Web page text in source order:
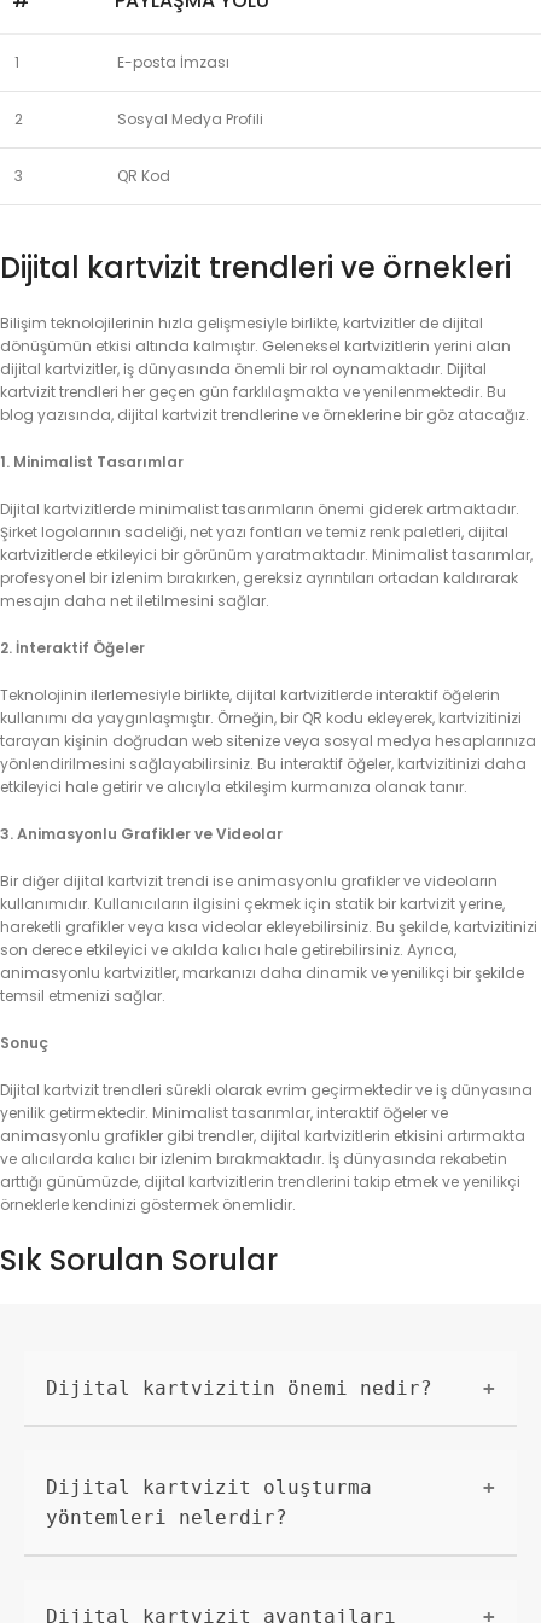
1 E-posta İmzası
2 Sosyal Medya Profili
3 QR Kod
Dijital kartvizit trendleri ve örnekleri
Bilişim teknolojilerinin hızla gelişmesiyle birlikte, kartvizitler de dijital
dönüşümün etkisi altında kalmıştır. Geleneksel kartvizitlerin yerini alan
dijital kartvizitler, iş dünyasında önemli bir rol oynamaktadır. Dijital
kartvizit trendleri her geçen gün farklılaşmakta ve yenilenmektedir. Bu
blog yazısında, dijital kartvizit trendlerine ve örneklerine bir göz atacağız.
1. Minimalist Tasarımlar
Dijital kartvizitlerde minimalist tasarımların önemi giderek artmaktadır.
Şirket logolarının sadeliği, net yazı fontları ve temiz renk paletleri, dijital
kartvizitlerde etkileyici bir görünüm yaratmaktadır. Minimalist tasarımlar,
profesyonel bir izlenim bırakırken, gereksiz ayrıntıları ortadan kaldırarak
mesajın daha net iletilmesini sağlar.
2. İnteraktif Öğeler
Teknolojinin ilerlemesiyle birlikte, dijital kartvizitlerde interaktif öğelerin
kullanımı da yaygınlaşmıştır. Örneğin, bir QR kodu ekleyerek, kartvizitinizi
tarayan kişinin doğrudan web sitenize veya sosyal medya hesaplarınıza
yönlendirilmesini sağlayabilirsiniz. Bu interaktif öğeler, kartvizitinizi daha
etkileyici hale getirir ve alıcıyla etkileşim kurmanıza olanak tanır.
3. Animasyonlu Grafikler ve Videolar
Bir diğer dijital kartvizit trendi ise animasyonlu grafikler ve videoların
kullanımıdır. Kullanıcıların ilgisini çekmek için statik bir kartvizit yerine,
hareketli grafikler veya kısa videolar ekleyebilirsiniz. Bu şekilde, kartvizitinizi
son derece etkileyici ve akılda kalıcı hale getirebilirsiniz. Ayrıca,
animasyonlu kartvizitler, markanızı daha dinamik ve yenilikçi bir şekilde
temsil etmenizi sağlar.
Sonuç
Dijital kartvizit trendleri sürekli olarak evrim geçirmektedir ve iş dünyasına
yenilik getirmektedir. Minimalist tasarımlar, interaktif öğeler ve
animasyonlu grafikler gibi trendler, dijital kartvizitlerin etkisini artırmakta
ve alıcılarda kalıcı bir izlenim bırakmaktadır. İş dünyasında rekabetin
arttığı günümüzde, dijital kartvizitlerin trendlerini takip etmek ve yenilikçi
örneklerle kendinizi göstermek önemlidir.
Sık Sorulan Sorular
Dijital kartvizitin önemi nedir?
araçtır. Çünkü dijital kartvizitler, geleneksel
kartvizitlere göre daha kullanışlı ve kolay
paylaşılabilen bir seçenektir.
Dijital kartvizit oluşturma
yöntemleri nelerdir?
kullanarak veya çevrimiçi kartvizit oluşturma
Dijital kartvizit avantajları